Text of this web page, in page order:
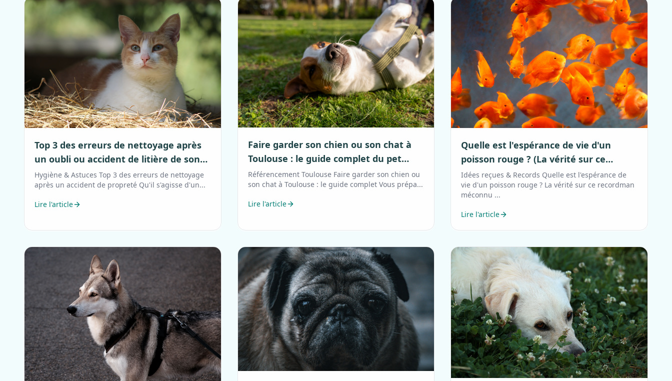
Top 3 des erreurs de nettoyage après
un oubli ou accident de litière de son
animal
Hygiène & Astuces Top 3 des erreurs de nettoyage
après un accident de propreté Qu'il s'agisse d'un...
Lire l'article
Faire garder son chien ou son chat à
Toulouse : le guide complet du pet
sitting
Référencement Toulouse Faire garder son chien ou
son chat à Toulouse : le guide complet Vous prépa...
Lire l'article
Quelle est l'espérance de vie d'un
poisson rouge ? (La vérité sur ce
recordman méconnu)
Idées reçues & Records Quelle est l'espérance de
vie d'un poisson rouge ? La vérité sur ce recordman
méconnu ...
Lire l'article